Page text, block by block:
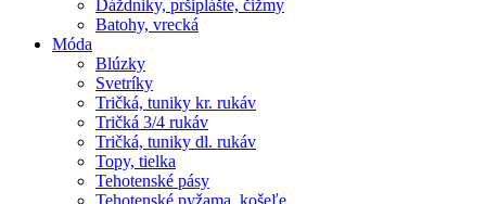
Dáždniky, pršiplášte, čižmy
Batohy, vrecká
Móda
Blúzky
Svetríky
Tričká, tuniky kr. rukáv
Tričká 3/4 rukáv
Tričká, tuniky dl. rukáv
Topy, tielka
Tehotenské pásy
Tehotenské pyžama, košeľe